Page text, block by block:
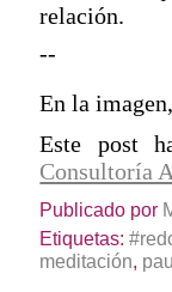
relación.
--
En la
Este post
Consultoría
Publicado por
Etiquetas:
meditación,